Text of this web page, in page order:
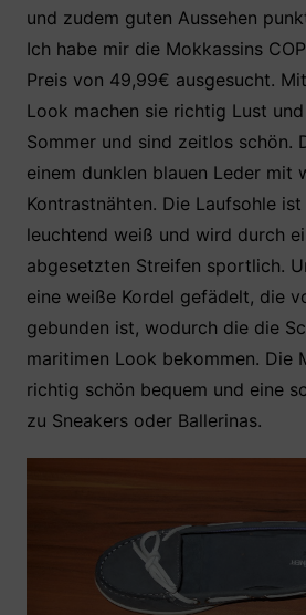
und zudem guten Aussehen
Ich habe mir die Mokkassins
Preis von 49,99€ ausgesucht.
Look machen sie richtig Lust
Sommer und sind zeitlos schön.
einem dunklen blauen Leder mit
Kontrastnähten. Die Laufsohle
leuchtend weiß und wird durch
abgesetzten Streifen sportlich.
eine weiße Kordel gefädelt, die
gebunden ist, wodurch die die
maritimen Look bekommen. Die
richtig schön bequem und eine
zu Sneakers oder Ballerinas.